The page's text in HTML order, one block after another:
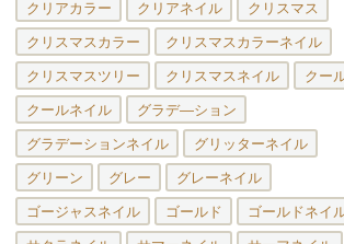
クリアカラー クリアネイル クリスマス
クリスマスカラー クリスマスカラーネイル
クリスマスツリー クリスマスネイル クー
クールネイル グラデ―ション
グラデーションネイル グリッターネイル
グリーン グレー グレーネイル
ゴージャスネイル ゴールド ゴールドネイ